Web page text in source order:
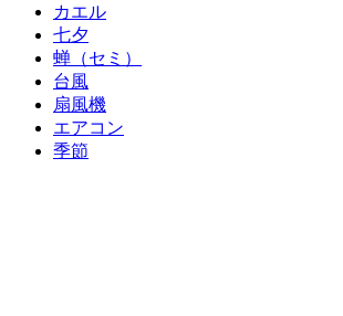
カエル
七夕
蝉（セミ）
台風
扇風機
エアコン
季節